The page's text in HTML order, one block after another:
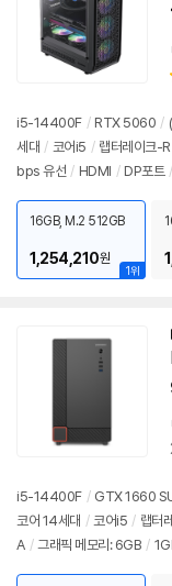
i5-14400F / RTX 5060 /
세대 / 코어i5 / 랩터레이크-R
bps 유선 / HDMI / DP포트 /
1위
16GB, M.2 512GB
1,254,210원
i5-14400F / GTX 1660
코어 14세대 / 코어i5 / 랩터
A / 그래픽 메모리: 6GB /